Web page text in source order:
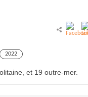
2022
et 19 outre-mer.